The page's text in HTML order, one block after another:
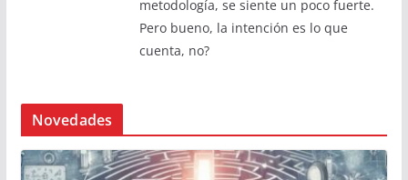
metodología, se siente un poco fuerte.
Pero bueno, la intención es lo que
cuenta, no?
Novedades